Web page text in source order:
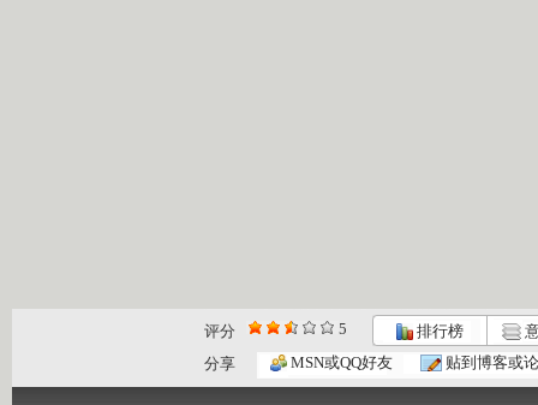
评分 5 排行榜
分享
MSN或QQ好友 贴到博客或